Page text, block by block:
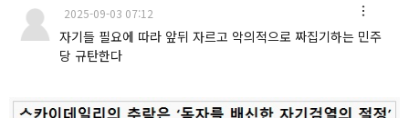
2025-09-03 07:12
자기들 필요에 따라 앞뒤 자르고 악의적으로 짜집기하는 민주
당 규탄한다